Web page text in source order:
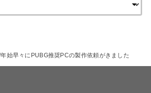
年始早々にPUBG推奨PCの製作依頼がきました